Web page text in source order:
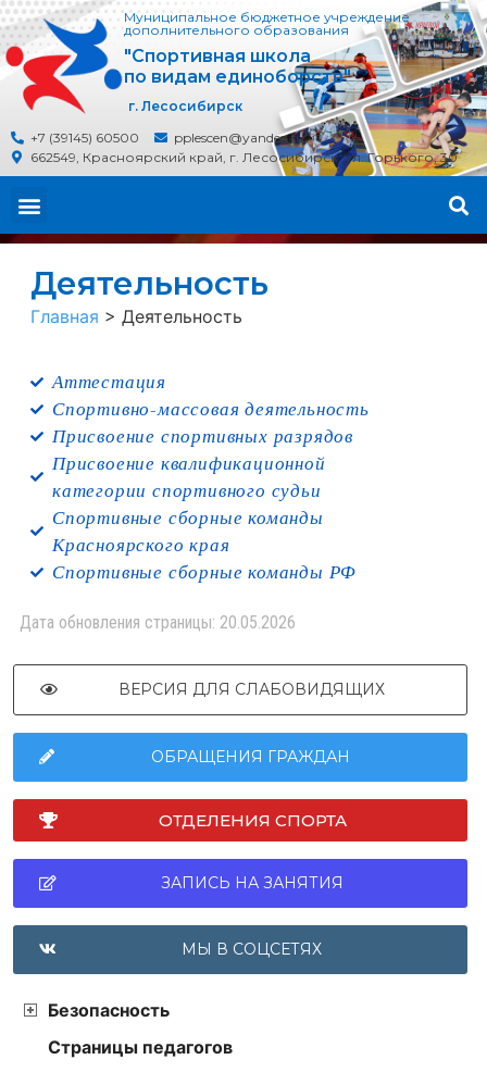
Муниципальное бюджетное учреждение
дополнительного образования
"Спортивная школа
по видам единоборств"
г. Лесосибирск
+7 (39145) 60500
pplescen@yandex.ru
662549, Красноярский край, г. Лесосибирск, ул. Горького, 30
Деятельность
Главная > Деятельность
Аттестация
Спортивно-массовая деятельность
Присвоение спортивных разрядов
Присвоение квалификационной
категории спортивного судьи
Спортивные сборные команды
Красноярского края
Спортивные сборные команды РФ
Дата обновления страницы: 20.05.2026
ВЕРСИЯ ДЛЯ СЛАБОВИДЯЩИХ
ОБРАЩЕНИЯ ГРАЖДАН
ОТДЕЛЕНИЯ СПОРТА
ЗАПИСЬ НА ЗАНЯТИЯ
МЫ В СОЦСЕТЯХ
Безопасность
Страницы педагогов